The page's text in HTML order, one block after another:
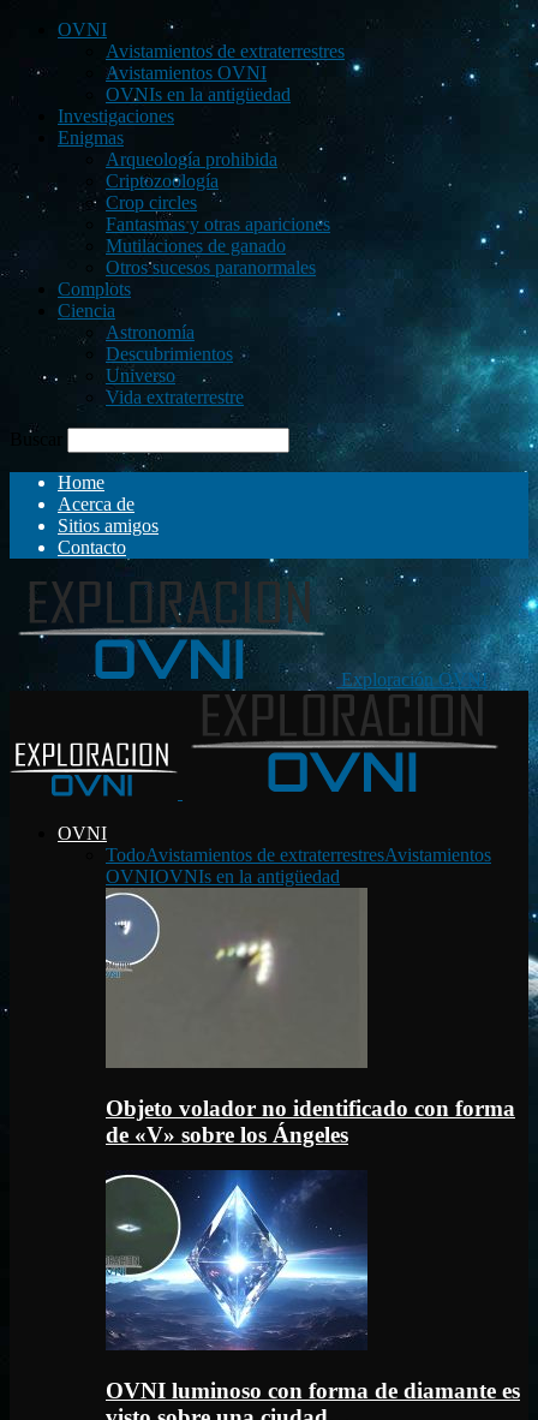
OVNI
Avistamientos de extraterrestres
Avistamientos OVNI
OVNIs en la antigüedad
Investigaciones
Enigmas
Arqueología prohibida
Criptozoología
Crop circles
Fantasmas y otras apariciones
Mutilaciones de ganado
Otros sucesos paranormales
Complots
Ciencia
Astronomía
Descubrimientos
Universo
Vida extraterrestre
Buscar
Home
Acerca de
Sitios amigos
Contacto
Exploración OVNI
OVNI
TodoAvistamientos de extraterrestresAvistamientos
OVNIOVNIs en la antigüedad
Objeto volador no identificado con forma
de «V» sobre los Ángeles
OVNI luminoso con forma de diamante es